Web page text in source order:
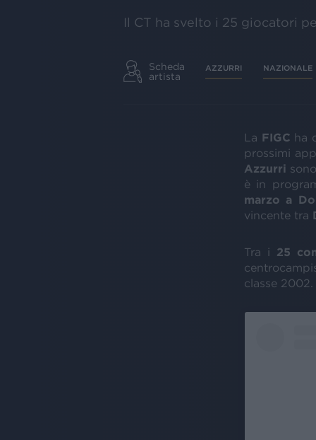
Il CT ha svelto i 25 giocatori
Scheda
artista
AZZURRI NAZIONALE
La FIGC ha
prossimi
Azzurri
è in
marzo a
vincente tra
Tra i 25
classe